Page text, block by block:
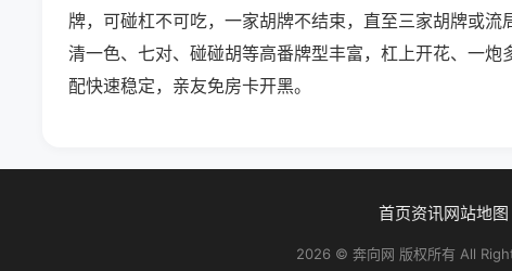
牌，可碰杠不可吃，一家胡牌不结束，直至三家胡牌或流
清一色、七对、碰碰胡等高番牌型丰富，杠上开花、一
配快速稳定，亲友免房卡开黑。
首页资讯网站地图
2026 © 奔向网 版权所有 All